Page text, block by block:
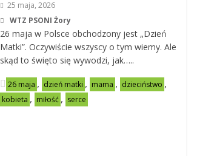
25 maja, 2026
WTZ PSONI Żory
26 maja w Polsce obchodzony jest „Dzień
Matki”. Oczywiście wszyscy o tym wiemy. Ale
skąd to święto się wywodzi, jak…..
26 maja , dzień matki , mama , dzieciństwo ,
kobieta , miłość , serce